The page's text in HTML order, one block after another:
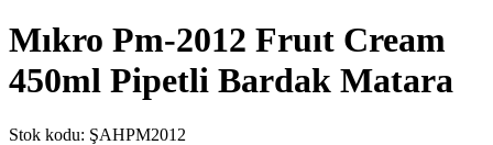
Mıkro Pm-2012 Fruıt Cream
450ml Pipetli Bardak Matara
Stok kodu: ŞAHPM2012